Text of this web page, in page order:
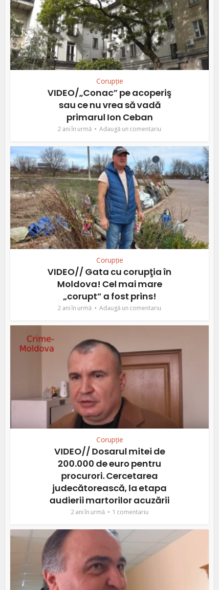
Corupție
VIDEO/„Conac” pe acoperiş
sau ce nu vrea să vadă
primarul Ion Ceban
2 ani în urmă Adaugă un comentariu
Corupție
VIDEO// Gata cu corupţia în
Moldova! Cel mai mare
„corupt” a fost prins!
2 ani în urmă Adaugă un comentariu
Corupție
VIDEO// Dosarul mitei de
200.000 de euro pentru
procurori. Cercetarea
judecătorească, la etapa
audierii martorilor acuzării
2 ani în urmă 1 comentariu